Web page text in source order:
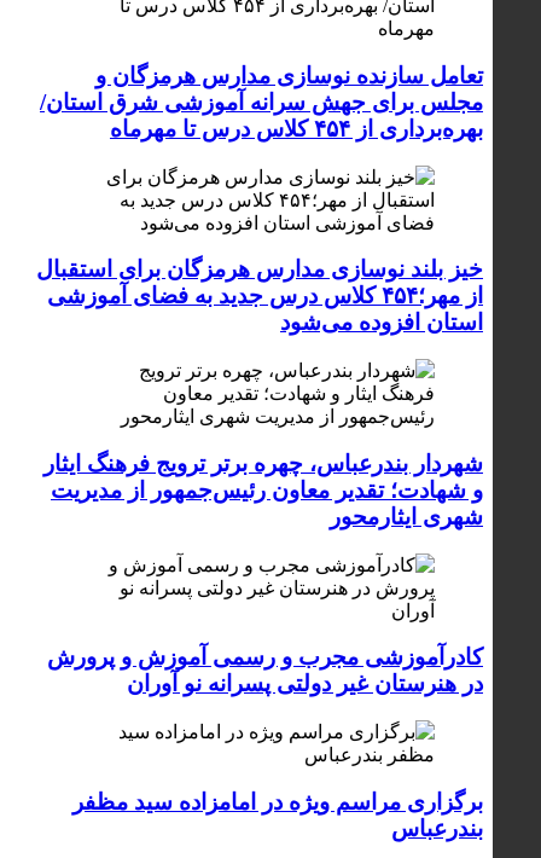
تعامل سازنده نوسازی مدارس هرمزگان و
مجلس برای جهش سرانه آموزشی شرق استان/
بهره‌برداری از ۴۵۴ کلاس درس تا مهرماه
خیز بلند نوسازی مدارس هرمزگان برای استقبال
از مهر؛۴۵۴ کلاس درس جدید به فضای آموزشی
استان افزوده می‌شود
شهردار بندرعباس، چهره برتر ترویج فرهنگ ایثار
و شهادت؛ تقدیر معاون رئیس‌جمهور از مدیریت
شهری ایثارمحور
کادرآموزشی مجرب و رسمی آموزش و پرورش
در هنرستان غیر دولتی پسرانه نو آوران
برگزاری مراسم ویژه در امامزاده سید مظفر
بندرعباس